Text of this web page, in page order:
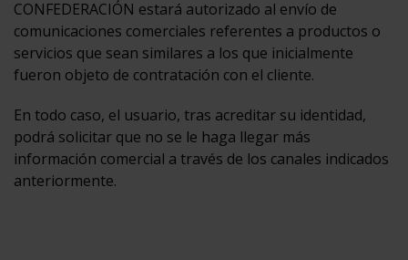
CONFEDERACIÓN estará autorizado al envío de
comunicaciones comerciales referentes a productos o
servicios que sean similares a los que inicialmente
fueron objeto de contratación con el cliente.
En todo caso, el usuario, tras acreditar su identidad,
podrá solicitar que no se le haga llegar más
información comercial a través de los canales indicados
anteriormente.